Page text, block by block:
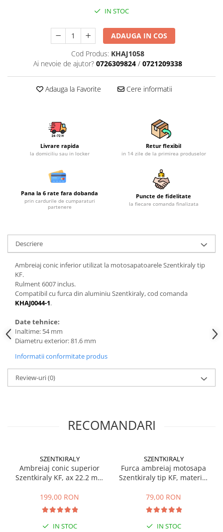
Gratare si accesorii
Echipamente curatenie
Aparate de spalat cu presiune
Aspiratoare
Suflante & Aspiratoare frunze
Accesorii echipamente curatenie
Unelte de gradinarit
Dispozitive de imprastiat si
Unelte taiat
Lopeti pentru zapada
Sere si solarii
Plase si folii pentru gradinarit
Echipamente de protectie pentru
gradina
Casti de protectie
Manusi de lucru
Ochelari de protectie
Electrice si Iluminat
Constructii
Masini de taiat
Masini de taiat caramida
Masini de prelucrat fier-beton
Ghilotine
Placi extra mari
Accesorii masini de taiat
Finisare si Prelucrare suprafete
Elicoptere pardoseala
IN STOC
ADAUGA IN COS
Cod Produs: KHAJ1058
Ai nevoie de ajutor? 0726309824 / 0721209338
Adauga la Favorite Cere informatii
Livrare rapida
la domiciliu sau in locker
Retur flexibil
in 14 zile de la primirea produselor
Pana la 6 rate fara dobanda
prin cardurile de cumparaturi
partenere
Puncte de fidelitate
la fiecare comanda finalizata
Descriere
Ambreiaj conic inferior utilizat la motosapatoarele Szentkiraly tip
KF.
Rulment 6007 inclus.
Compatibil cu furca din aluminiu Szentkiraly, cod comanda
KHAJ0044-1.
Date tehnice:
Inaltime: 54 mm
Diametru exterior: 81.6 mm
Informatii conformitate produs
Review-uri(0)
RECOMANDARI
SZENTKIRALY
Ambreiaj conic superior
Szentkiraly KF, ax 22.2 mm
199,00 RON
IN STOC
SZENTKIRALY
Furca ambreiaj motosapa
Szentkiraly tip KF, material
79,00 RON
IN STOC